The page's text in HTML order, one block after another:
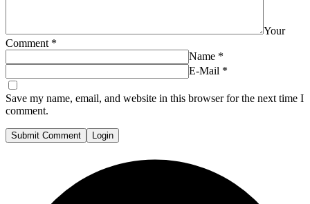
Your
Comment *
Name *
E-Mail *
Save my name, email, and website in this browser for the next time I
comment.
Submit Comment Login